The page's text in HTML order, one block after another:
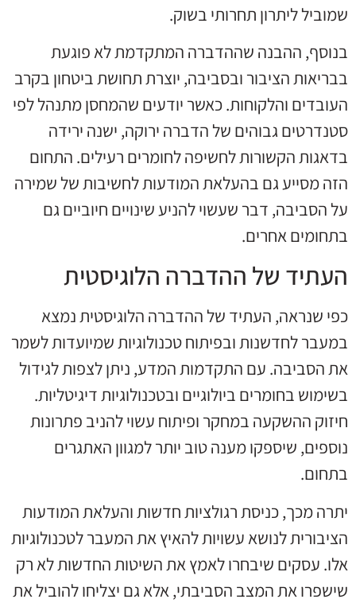
שמוביל ליתרון תחרותי בשוק.
בנוסף, ההבנה שההדברה המתקדמת לא פוגעת
בבריאות הציבור ובסביבה, יוצרת תחושת ביטחון בקרב
העובדים והלקוחות. כאשר יודעים שהמחסן מתנהל לפי
סטנדרטים גבוהים של הדברה ירוקה, ישנה ירידה
בדאגות הקשורות לחשיפה לחומרים רעילים. התחום
הזה מסייע גם בהעלאת המודעות לחשיבות של שמירה
על הסביבה, דבר שעשוי להניע שינויים חיוביים גם
בתחומים אחרים.
העתיד של ההדברה הלוגיסטית
כפי שנראה, העתיד של ההדברה הלוגיסטית נמצא
במעבר לחדשנות ובפיתוח טכנולוגיות שמיועדות לשמר
את הסביבה. עם התקדמות המדע, ניתן לצפות לגידול
בשימוש בחומרים ביולוגיים ובטכנולוגיות דיגיטליות.
חיזוק ההשקעה במחקר ופיתוח עשוי להניב פתרונות
נוספים, שיספקו מענה טוב יותר למגוון האתגרים
בתחום.
יתרה מכך, כניסת רגולציות חדשות והעלאת המודעות
הציבורית לנושא עשויות להאיץ את המעבר לטכנולוגיות
אלו. עסקים שיבחרו לאמץ את השיטות החדשות לא רק
שישפרו את המצב הסביבתי, אלא גם יצליחו להוביל את